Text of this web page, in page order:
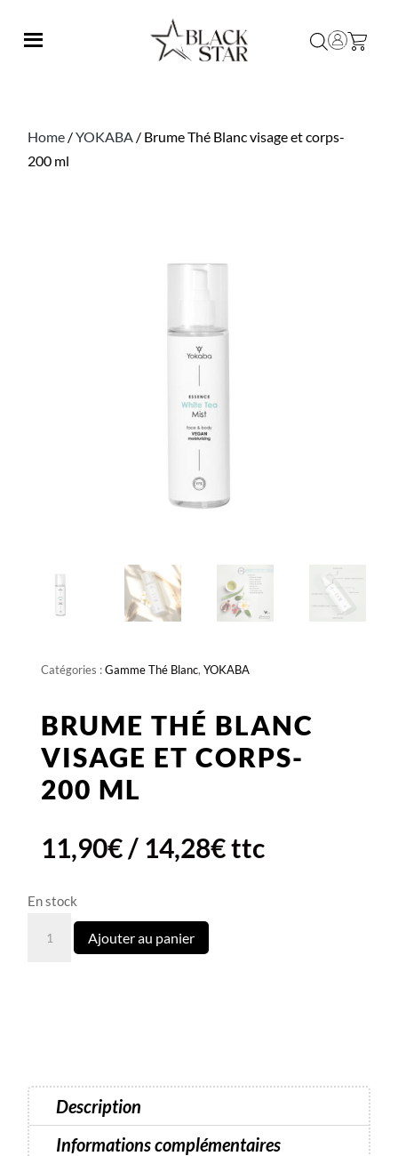
Home /YOKABA / Brume Thé Blanc visage et corps-
200 ml
Catégories :Gamme Thé Blanc, YOKABA
BRUME THÉ BLANC
VISAGE ET CORPS-
200 ML
11,90€/ 14,28€ttc
En stock
quantité
corps-
200
ml
Ajouter au panier
Description
Informations complémentaires